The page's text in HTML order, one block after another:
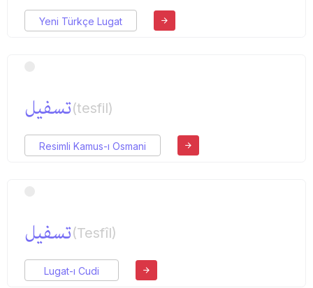
Yeni Türkçe Lugat
تسفیل(tesfil)
Resimli Kamus-ı Osmani
تسفیل(Tesfîl)
Lugat-ı Cudi